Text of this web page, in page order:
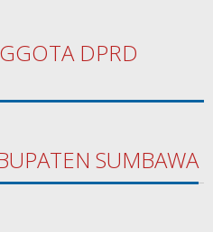
DPRD
SUMBAWA